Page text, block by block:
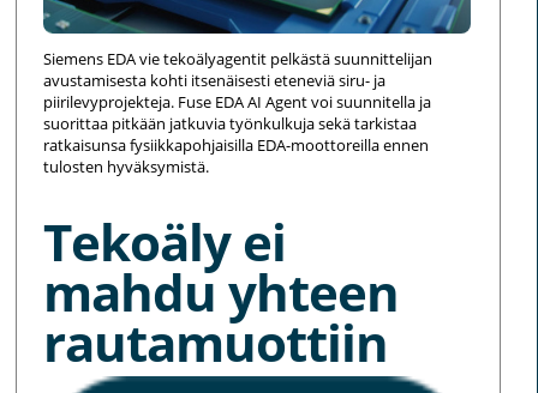
Siemens EDA vie tekoälyagentit pelkästä suunnittelijan
avustamisesta kohti itsenäisesti eteneviä siru- ja
piirilevyprojekteja. Fuse EDA AI Agent voi suunnitella ja
suorittaa pitkään jatkuvia työnkulkuja sekä tarkistaa
ratkaisunsa fysiikkapohjaisilla EDA-moottoreilla ennen
tulosten hyväksymistä.
Tekoäly ei
mahdu yhteen
rautamuottiin